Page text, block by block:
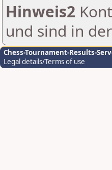
Hinweis2
und sind in
Chess-Tournament-Results-
Legal details/Terms of use